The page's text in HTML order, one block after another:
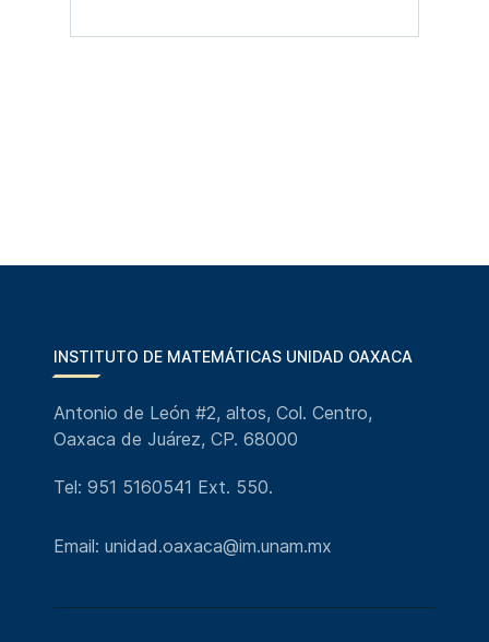
INSTITUTO DE MATEMÁTICAS UNIDAD OAXACA
Antonio de León #2, altos, Col. Centro,
Oaxaca de Juárez, CP. 68000
Tel: 951 5160541 Ext. 550.
Email: unidad.oaxaca@im.unam.mx